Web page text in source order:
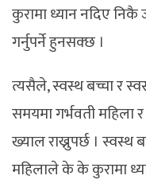
कुरामा ध्यान नदिए
गर्नुपर्ने हुनसक्छ ।
त्यसैले, स्वस्थ बच्चा र
समयमा गर्भवती महिला
ख्याल राख्नुपर्छ । स्वस्थ
महिलाले के के कुरामा